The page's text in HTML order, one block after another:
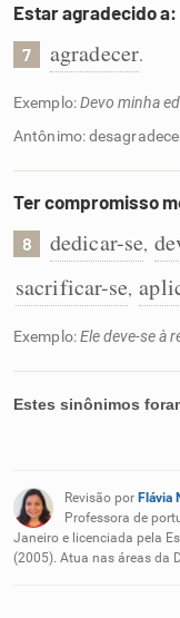
Estar agradecido a:
7 agradecer.
Exemplo:Devo minha
Antônimo:
Ter compromisso
8 dedicar-se,
sacrificar-se,
Exemplo:Ele deve-se à
Estes sinônimos
Nenhum dos
Outro
Revisão por Flávia
Professora de
Janeiro e licenciada pela
(2005). Atua nas áreas da